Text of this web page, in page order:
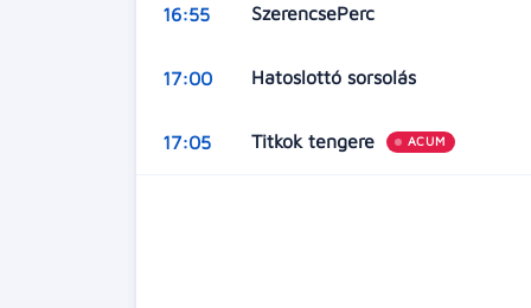
16:55 SzerencsePerc
17:00 Hatoslottó sorsolás
17:05 Titkok tengere ACUM